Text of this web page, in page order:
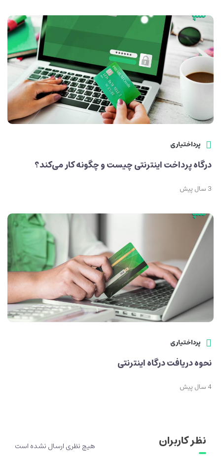
پرداختیاری
درگاه پرداخت اینترنتی چیست و چگونه کار می‌کند؟
3 سال پیش
پرداختیاری
نحوه دریافت درگاه اینترنتی
4 سال پیش
نظر کاربران هیچ نظری ارسال نشده است